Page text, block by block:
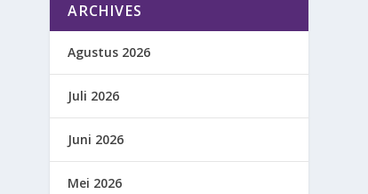
ARCHIVES
Agustus 2026
Juli 2026
Juni 2026
Mei 2026